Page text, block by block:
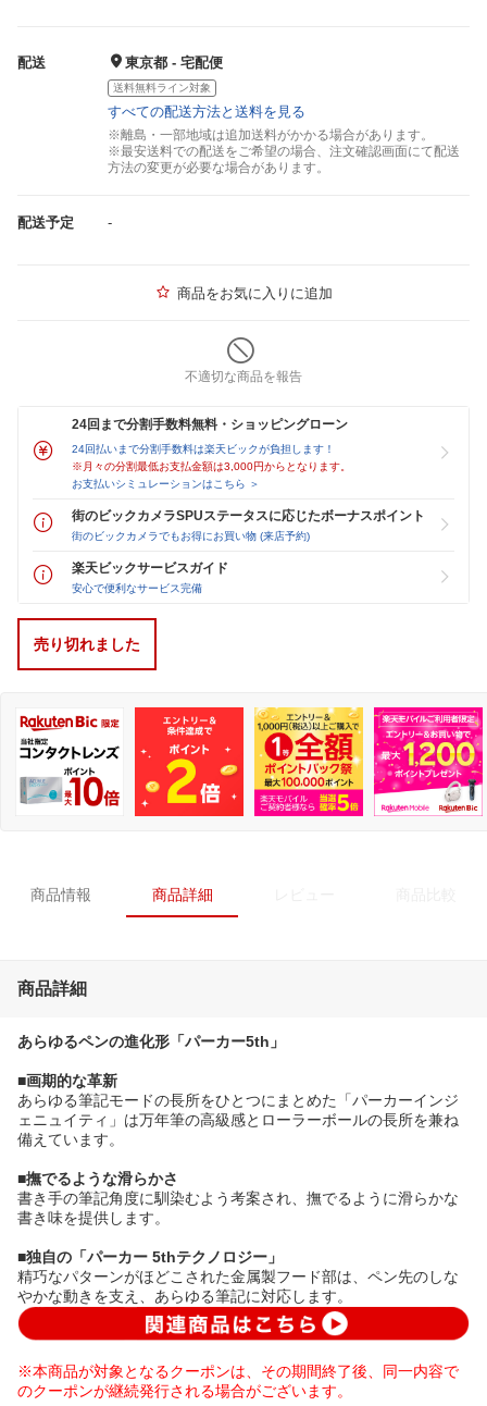
配送 東京都 - 宅配便
送料無料ライン対象
すべての配送方法と送料を見る
※離島・一部地域は追加送料がかかる場合があります。
※最安送料での配送をご希望の場合、注文確認画面にて配送
方法の変更が必要な場合があります。
配送予定 -
商品をお気に入りに追加
不適切な商品を報告
24回まで分割手数料無料・ショッピングローン
24回払いまで分割手数料は楽天ビックが負担します！
※月々の分割最低お支払金額は3,000円からとなります。
お支払いシミュレーションはこちら ＞
街のビックカメラSPUステータスに応じたボーナスポイント
街のビックカメラでもお得にお買い物 (来店予約)
楽天ビックサービスガイド
安心で便利なサービス完備
売り切れました
商品情報 商品詳細
商品詳細
あらゆるペンの進化形「パーカー5th」
■画期的な革新
あらゆる筆記モードの長所をひとつにまとめた「パーカーインジ
ェニュイティ」は万年筆の高級感とローラーボールの長所を兼ね
備えています。
■撫でるような滑らかさ
書き手の筆記角度に馴染むよう考案され、撫でるように滑らかな
書き味を提供します。
■独自の「パーカー 5thテクノロジー」
精巧なパターンがほどこされた金属製フード部は、ペン先のしな
やかな動きを支え、あらゆる筆記に対応します。
※本商品が対象となるクーポンは、その期間終了後、同一内容で
のクーポンが継続発行される場合がございます。